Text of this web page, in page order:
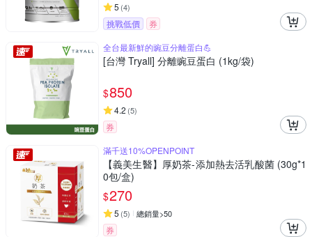
5 (4)
挑戰低價
券
全台最新鮮的豌豆分離蛋白💪
[台灣 Tryall] 分離豌豆蛋白 (1kg/袋)
$850
4.2 (5)
券
滿千送10%OPENPOINT
【義美生醫】厚奶茶-添加熱去活乳酸菌 (30g*1
0包/盒)
$270
5 (5) 總銷量>50
券